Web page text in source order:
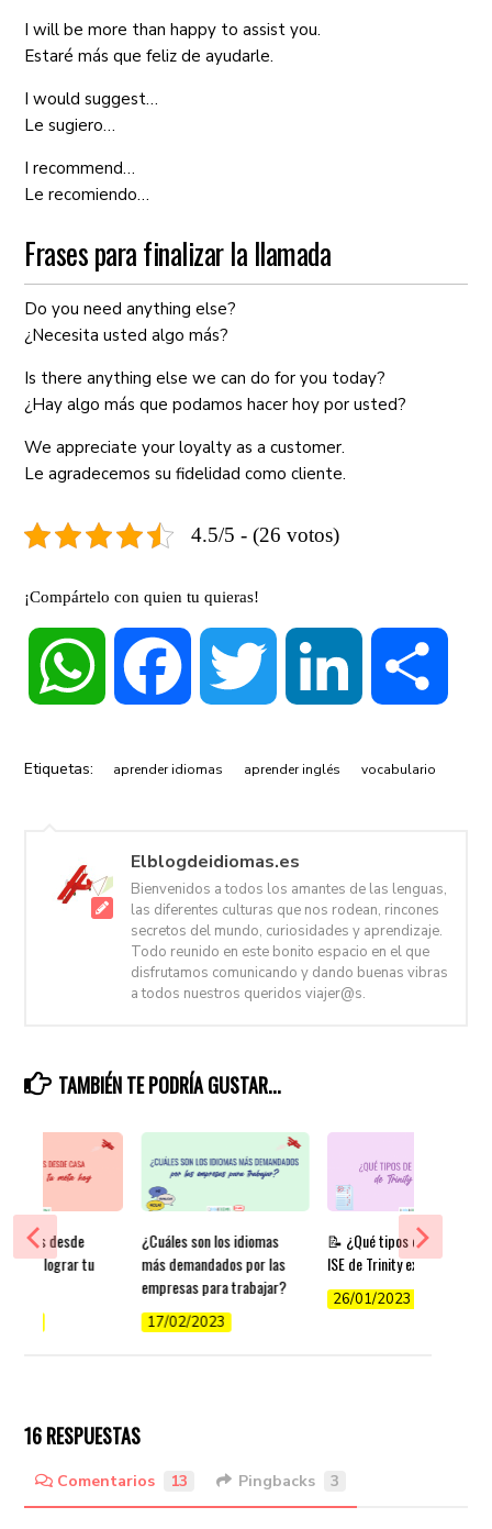
I will be more than happy to assist you.
Estaré más que feliz de ayudarle.
I would suggest…
Le sugiero…
I recommend…
Le recomiendo…
Frases para finalizar la llamada
Do you need anything else?
¿Necesita usted algo más?
Is there anything else we can do for you today?
¿Hay algo más que podamos hacer hoy por usted?
We appreciate your loyalty as a customer.
Le agradecemos su fidelidad como cliente.
4.5/5 - (26 votos)
¡Compártelo con quien tu quieras!
WhatsApp Facebook Twitter LinkedIn
Etiquetas: aprender idiomas aprender inglés vocabulario
Elblogdeidiomas.es
Bienvenidos a todos los amantes de las lenguas,
las diferentes culturas que nos rodean, rincones
secretos del mundo, curiosidades y aprendizaje.
Todo reunido en este bonito espacio en el que
disfrutamos comunicando y dando buenas vibras
a todos nuestros queridos viajer@s.
TAMBIÉN TE PODRÍA GUSTAR...
¿Cuáles son los idiomas
más demandados por las
empresas para trabajar?
17/02/2023
📝 ¿Qué tipos de exámenes
ISE de Trinity existen?
26/01/2023
inglés desde
para lograr tu
16 RESPUESTAS
Comentarios 13 Pingbacks 3